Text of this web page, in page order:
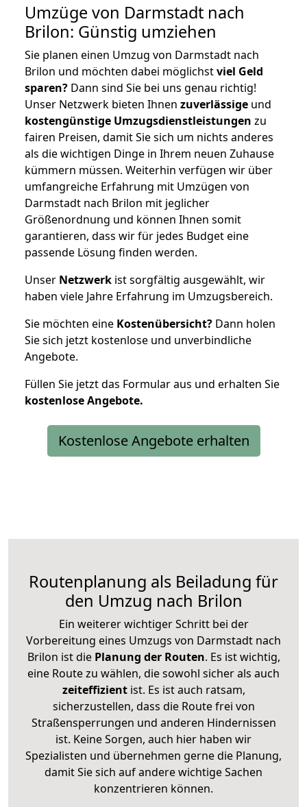
Umzüge von Darmstadt nach
Brilon: Günstig umziehen
Sie planen einen Umzug von Darmstadt nach
Brilon und möchten dabei möglichstviel Geld
sparen? Dann sind Sie bei uns genau richtig!
Unser Netzwerk bieten Ihnen zuverlässige und
kostengünstige Umzugsdienstleistungen zu
fairen Preisen, damit Sie sich um nichts anderes
als die wichtigen Dinge in Ihrem neuen Zuhause
kümmern müssen. Weiterhin verfügen wir über
umfangreiche Erfahrung mit Umzügen von
Darmstadt nach Brilon mit jeglicher
Größenordnung und können Ihnen somit
garantieren, dass wir für jedes Budget eine
passende Lösung finden werden.
Unser Netzwerk ist sorgfältig ausgewählt, wir
haben viele Jahre Erfahrung im Umzugsbereich.
Sie möchten eine Kostenübersicht? Dann holen
Sie sich jetzt kostenlose und unverbindliche
Angebote.
Füllen Sie jetzt das Formular aus und erhalten Sie
kostenloseAngebote.
Kostenlose Angebote erhalten
Routenplanung als Beiladung für
den Umzug nach Brilon
Ein weiterer wichtiger Schritt bei der
Vorbereitung eines Umzugs von Darmstadt nach
Brilon ist diePlanung der Routen. Es ist wichtig,
eine Route zu wählen, die sowohl sicher als auch
zeiteffizientist. Es ist auch ratsam,
sicherzustellen, dass die Route frei von
Straßensperrungen und anderen Hindernissen
ist. Keine Sorgen, auch hier haben wir
Spezialisten und übernehmen gerne die Planung,
damit Sie sich auf andere wichtige Sachen
konzentrieren können.